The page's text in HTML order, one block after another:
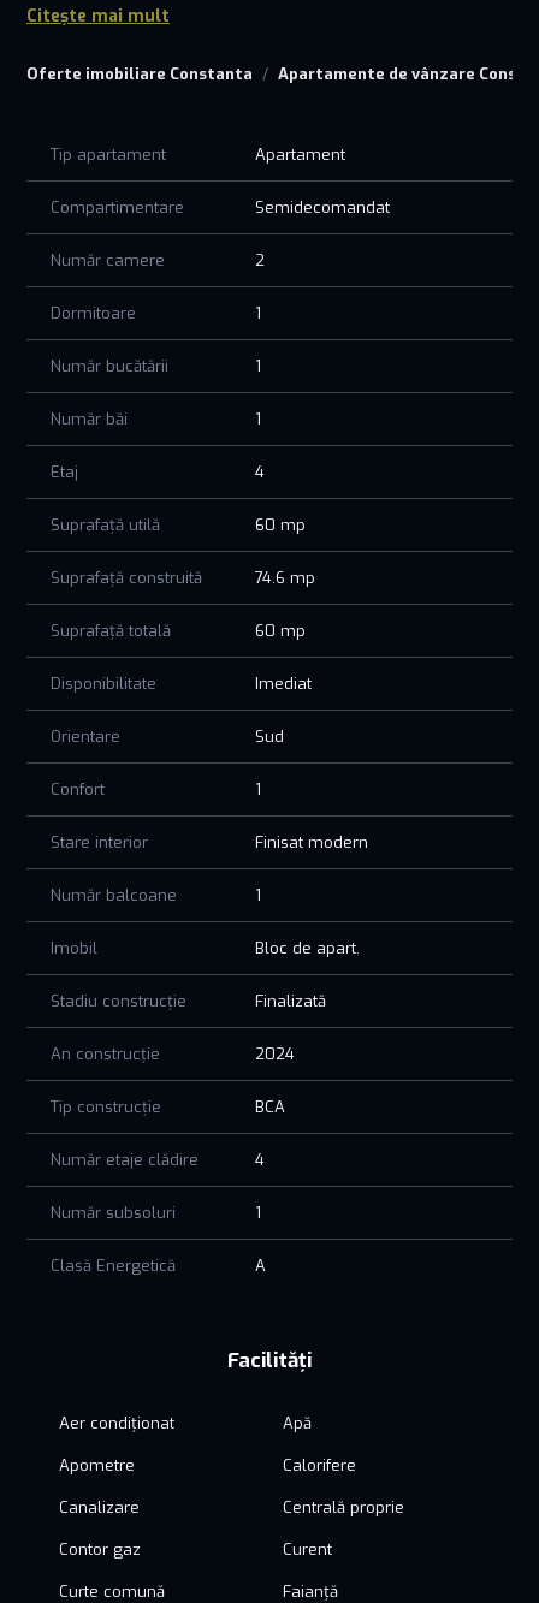
Oferte imobiliare Constanta Apartamente de vânzare
spațiu confortabil și primitor.
atenție la detalii.
• Confort și siguranță: lift modern, interfon și acces controlat.
📍 Avantajele locației:
• Zona Inel II – aproape de școli, grădinițe, magazine, mijloace
• Acces rapid către toate zonele importante din oraș.
Acest apartament este soluția perfectă pentru cei care
caută un cămin modern și funcțional, într-o zonă liniștită și
bine conectată.
Prețul afișat nu conține TVA!!!
a programa o vizionare! Locuința ta perfectă te așteaptă!
Citește mai mult
Tip apartament Apartament
Compartimentare Semidecomandat
Număr camere 2
Dormitoare 1
Număr bucătării 1
Număr băi 1
Etaj 4
Suprafață utilă 60 mp
Suprafață construită 74.6 mp
Suprafață totală 60 mp
Disponibilitate Imediat
Orientare Sud
Confort 1
Stare interior Finisat modern
Număr balcoane 1
Imobil Bloc de apart.
Stadiu construcție Finalizată
An construcție 2024
Tip construcție BCA
Număr etaje clădire 4
Număr subsoluri 1
Clasă Energetică A
Facilități
Aer condiționat Apă
Apometre Calorifere
Canalizare Centrală proprie
Contor gaz Curent
Curte comună Faianță